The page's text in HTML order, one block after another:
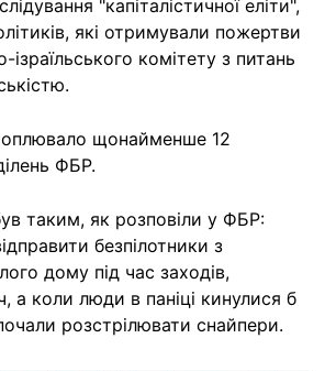
"капіталістичної еліти",
які отримували пожертви
ізраїльського комітету з питань
щонайменше 12
ФБР.
таким, як розповіли у ФБР:
безпілотники з
дому під час заходів,
а коли люди в паніці кинулися б
розстрілювати снайпери.